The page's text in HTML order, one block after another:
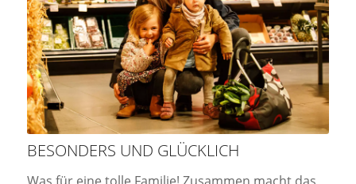
BESONDERS UND GLÜCKLICH